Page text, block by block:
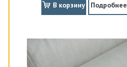
В корзину Подробнее